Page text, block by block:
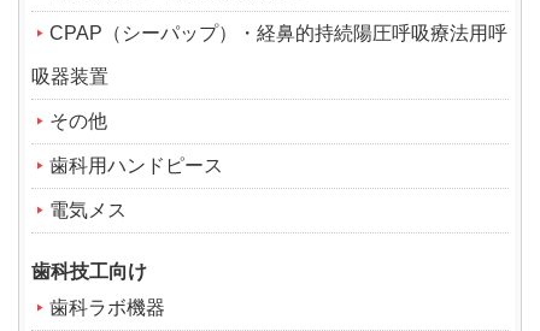
CPAP（シーパップ）・経鼻的持続陽圧呼吸療法用呼
吸器装置
その他
歯科用ハンドピース
電気メス
歯科技工向け
歯科ラボ機器